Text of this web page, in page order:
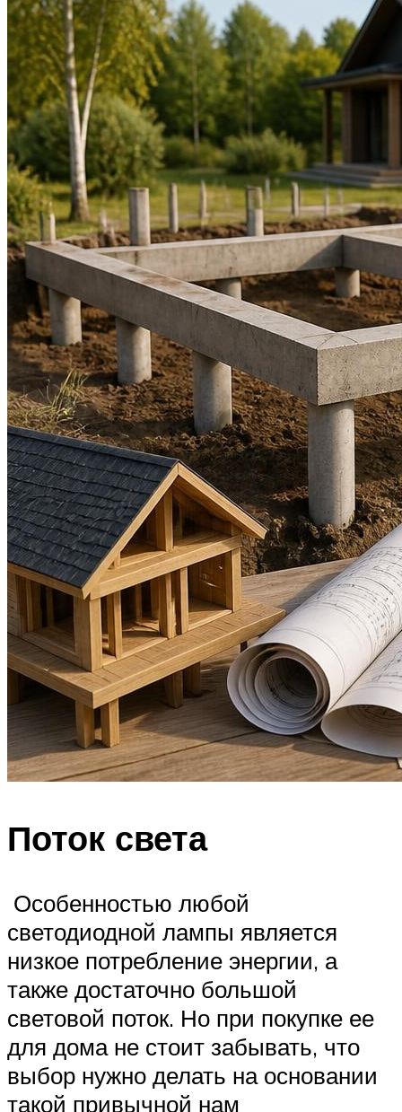
Поток света
Особенностью любой
светодиодной лампы является
низкое потребление энергии, а
также достаточно большой
световой поток. Но при покупке ее
для дома не стоит забывать, что
выбор нужно делать на основании
такой привычной нам